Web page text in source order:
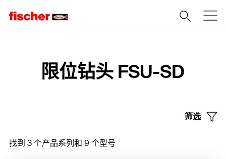
限位钻头 FSU-SD
筛选
找到 3 个产品系列和 9 个型号